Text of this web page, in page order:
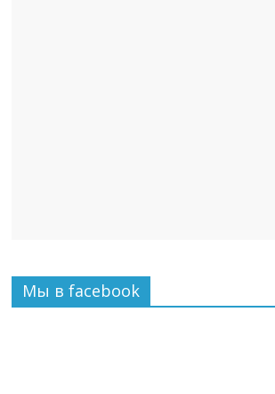
Мы в facebook